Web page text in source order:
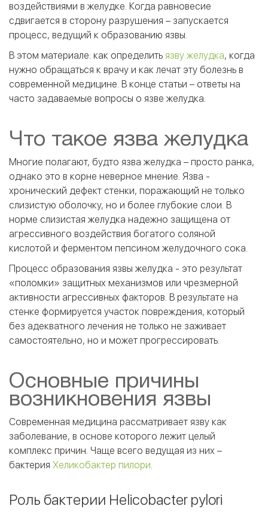
воздействиями в желудке. Когда равновесие
сдвигается в сторону разрушения – запускается
процесс, ведущий к образованию язвы.
В этом материале: как определить язву желудка, когда
нужно обращаться к врачу и как лечат эту болезнь в
современной медицине. В конце статьи – ответы на
часто задаваемые вопросы о язве желудка.
Что такое язва желудка
Многие полагают, будто язва желудка – просто ранка,
однако это в корне неверное мнение. Язва -
хронический дефект стенки, поражающий не только
слизистую оболочку, но и более глубокие слои. В
норме слизистая желудка надежно защищена от
агрессивного воздействия богатого соляной
кислотой и ферментом пепсином желудочного сока.
Процесс образования язвы желудка - это результат
«поломки» защитных механизмов или чрезмерной
активности агрессивных факторов. В результате на
стенке формируется участок повреждения, который
без адекватного лечения не только не заживает
самостоятельно, но и может прогрессировать.
Основные причины
возникновения язвы
Современная медицина рассматривает язву как
заболевание, в основе которого лежит целый
комплекс причин. Чаще всего ведущая из них –
бактерия Хеликобактер пилори.
Роль бактерии Helicobacter pylori